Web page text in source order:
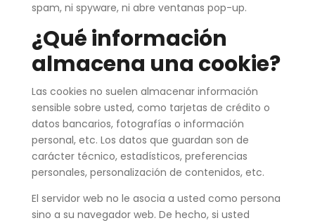
spam, ni spyware, ni abre ventanas pop-up.
¿Qué información
almacena una cookie?
Las cookies no suelen almacenar información
sensible sobre usted, como tarjetas de crédito o
datos bancarios, fotografías o información
personal, etc. Los datos que guardan son de
carácter técnico, estadísticos, preferencias
personales, personalización de contenidos, etc.
El servidor web no le asocia a usted como persona
sino a su navegador web. De hecho, si usted